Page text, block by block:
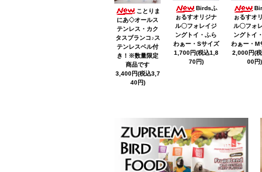
ことりま
にあ◇オールス
テンレス・カク
タスブランコ♪ス
テンレスベル付
き！※数量限定
商品です
3,400円(税込3,7
40円)
Birdsふ
ぉるすオリジナ
ル〇フォレイジ
ングトイ・ふら
わぁー・Sサイズ
1,700円(税込1,8
70円)
ぉるすオ
ル〇フォ
ングトイ
わぁー・M
2,000円(
00円)